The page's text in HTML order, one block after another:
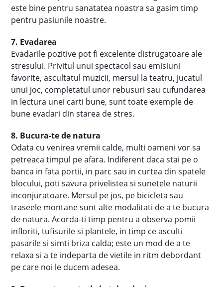
este bine pentru sanatatea noastra sa gasim timp
pentru pasiunile noastre.
7. Evadarea
Evadarile pozitive pot fi excelente distrugatoare ale
stresului. Privitul unui spectacol sau emisiuni
favorite, ascultatul muzicii, mersul la teatru, jucatul
unui joc, completatul unor rebusuri sau cufundarea
in lectura unei carti bune, sunt toate exemple de
bune evadari din starea de stres.
8. Bucura-te de natura
Odata cu venirea vremii calde, multi oameni vor sa
petreaca timpul pe afara. Indiferent daca stai pe o
banca in fata portii, in parc sau in curtea din spatele
blocului, poti savura privelistea si sunetele naturii
inconjuratoare. Mersul pe jos, pe bicicleta sau
traseele montane sunt alte modalitati de a te bucura
de natura. Acorda-ti timp pentru a observa pomii
infloriti, tufisurile si plantele, in timp ce asculti
pasarile si simti briza calda; este un mod de a te
relaxa si a te indeparta de vietile in ritm debordant
pe care noi le ducem adesea.